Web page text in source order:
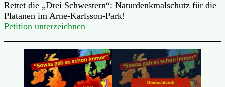
Rettet die „Drei Schwestern“: Naturdenkmalschutz für die
Platanen im Arne-Karlsson-Park!
Petition unterzeichnen